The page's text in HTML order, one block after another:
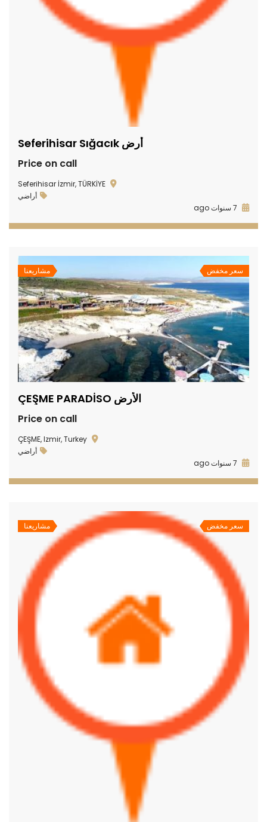
أرض Seferihisar Sığacık
Price on call
Seferihisar İzmir, TÜRKİYE
أراضي
سعر مخفض مشاريعنا
الأرض ÇEŞME PARADİSO
Price on call
ÇEŞME, Izmir, Turkey
أراضي
سعر مخفض مشاريعنا